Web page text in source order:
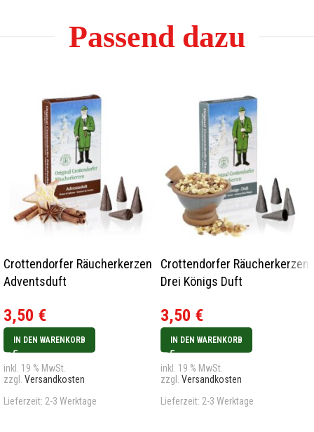
Passend dazu
Crottendorfer Räucherkerzen
Adventsduft
3,50 €
IN DEN WARENKORB
inkl. 19 % MwSt.
zzgl. Versandkosten
Lieferzeit: 2-3 Werktage
Crottendorfer Räucherkerzen
Drei Königs Duft
3,50 €
IN DEN WARENKORB
inkl. 19 % MwSt.
zzgl. Versandkosten
Lieferzeit: 2-3 Werktage